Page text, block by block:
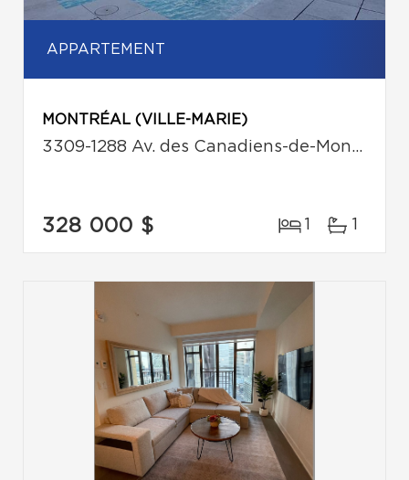
APPARTEMENT
MONTRÉAL (VILLE-MARIE)
3309-1288 Av. des Canadiens-de-Montréal
328 000 $ 1 1